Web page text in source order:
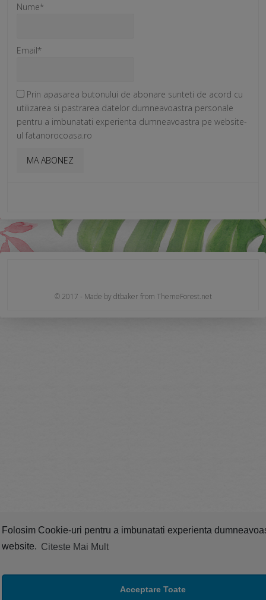
Folosim Cookie-uri pentru a imbunatati experienta
website. Citeste Mai Mult
Acceptare Toate
Nume*
Email*
Prin apasarea butonului de abonare sunteti de acord cu
utilizarea si pastrarea datelor dumneavoastra personale
pentru a imbunatati experienta dumneavoastra pe website-
ul fatanorocoasa.ro
© 2017 - Made by dtbaker from ThemeForest.net